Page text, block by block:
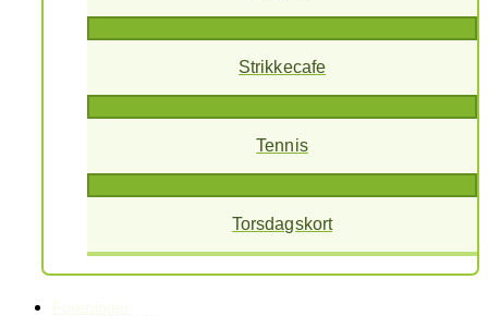
Strikkecafe
Tennis
Torsdagskort